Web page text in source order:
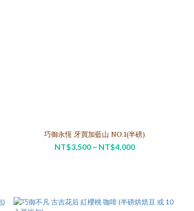
巧御永恆 牙買加藍山 NO.1(半磅)
NT$3,500 ~ NT$4,000